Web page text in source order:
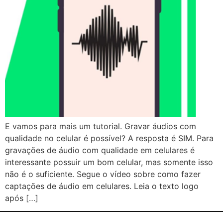
E vamos para mais um tutorial. Gravar áudios com
qualidade no celular é possível? A resposta é SIM. Para
gravações de áudio com qualidade em celulares é
interessante possuir um bom celular, mas somente isso
não é o suficiente. Segue o vídeo sobre como fazer
captações de áudio em celulares. Leia o texto logo
após […]